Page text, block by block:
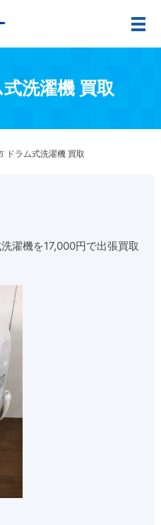
メ
洗濯機 買取
ドラム式洗濯機 買取
濯機を17,000円で出張買取